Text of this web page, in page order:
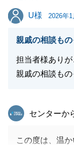
U様
U様 2026年1
親戚の相談も
担当者様ありが
親戚の相談もの
東急リバブル
センターか
この度は、温